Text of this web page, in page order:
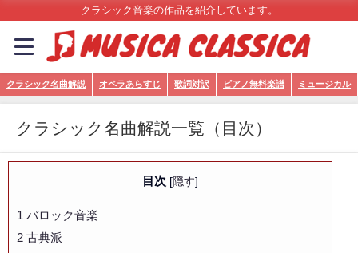
クラシック音楽の作品を紹介しています。
クラシック名曲解説 オペラあらすじ 歌詞対訳 ピアノ無料楽譜 ミュージカル
クラシック名曲解説一覧（目次）
目次 [隠す]
1 バロック音楽
2 古典派